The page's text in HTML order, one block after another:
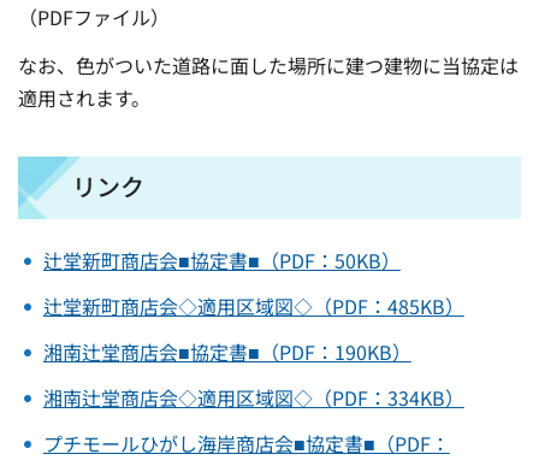
（PDFファイル）
なお、色がついた道路に面した場所に建つ建物に当協定は
適用されます。
リンク
辻堂新町商店会■協定書■（PDF：50KB）
辻堂新町商店会◇適用区域図◇（PDF：485KB）
湘南辻堂商店会■協定書■（PDF：190KB）
湘南辻堂商店会◇適用区域図◇（PDF：334KB）
プチモールひがし海岸商店会■協定書■（PDF：